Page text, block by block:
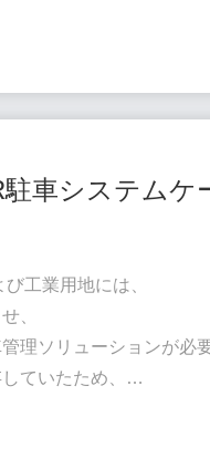
ビル 産業公園 ANPR
車システムケ
工業用地には、
、
理ソリューションが必
ていたため、
きる、完全に自動化され